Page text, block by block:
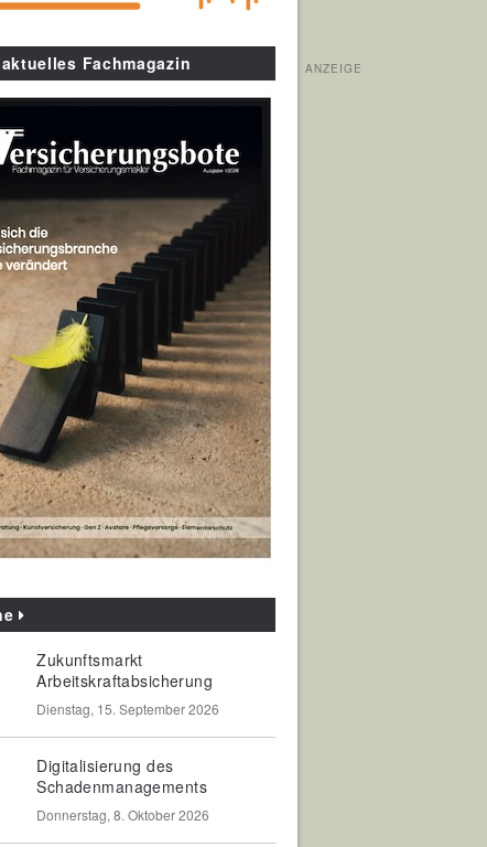
Fachmagazin
Zukunftsmarkt
Arbeitskraftabsicherung
Dienstag, 15. September 2026
Digitalisierung des
Schadenmanagements
Donnerstag, 8. Oktober 2026
ANZEIGE